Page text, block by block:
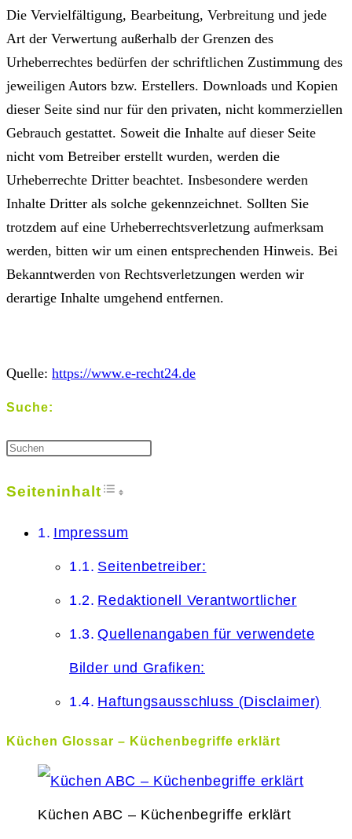
Die Vervielfältigung, Bearbeitung, Verbreitung und jede
Art der Verwertung außerhalb der Grenzen des
Urheberrechtes bedürfen der schriftlichen Zustimmung des
jeweiligen Autors bzw. Erstellers. Downloads und Kopien
dieser Seite sind nur für den privaten, nicht kommerziellen
Gebrauch gestattet. Soweit die Inhalte auf dieser Seite
nicht vom Betreiber erstellt wurden, werden die
Urheberrechte Dritter beachtet. Insbesondere werden
Inhalte Dritter als solche gekennzeichnet. Sollten Sie
trotzdem auf eine Urheberrechtsverletzung aufmerksam
werden, bitten wir um einen entsprechenden Hinweis. Bei
Bekanntwerden von Rechtsverletzungen werden wir
derartige Inhalte umgehend entfernen.
Quelle: https://www.e-recht24.de
Suche:
Seiteninhalt Toggle Table of Content
Impressum
Seitenbetreiber:
Redaktionell Verantwortlicher
Quellenangaben für verwendete
Bilder und Grafiken:
Haftungsausschluss (Disclaimer)
Küchen Glossar – Küchenbegriffe erklärt
Küchen ABC – Küchenbegriffe erklärt